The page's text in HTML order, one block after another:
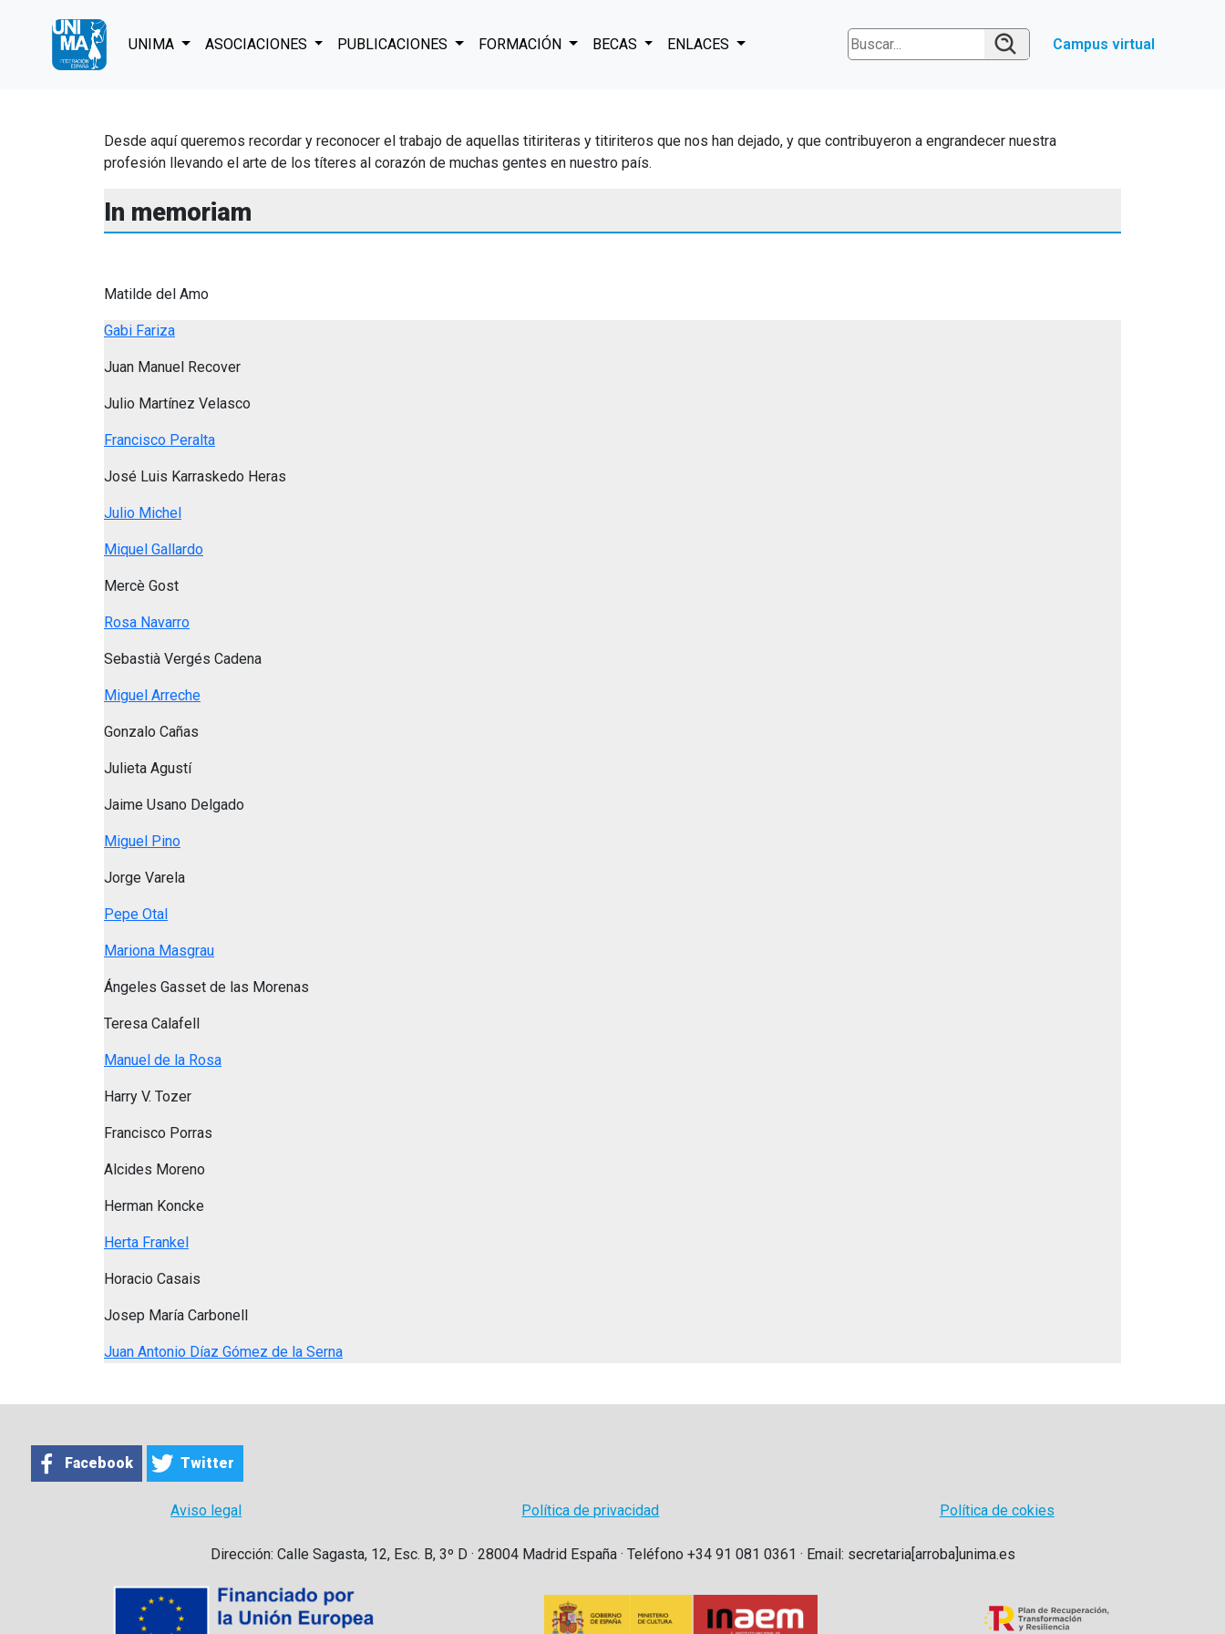
UNIMA ASOCIACIONES PUBLICACIONES FORMACIÓN BECAS ENLACES Campus virtual
Desde aquí queremos recordar y reconocer el trabajo de aquellas titiriteras y titiriteros que nos han dejado, y que contribuyeron a engrandecer nuestra
profesión llevando el arte de los títeres al corazón de muchas gentes en nuestro país.
In memoriam
Matilde del Amo
Gabi Fariza
Juan Manuel Recover
Julio Martínez Velasco
Francisco Peralta
José Luis Karraskedo Heras
Julio Michel
Miquel Gallardo
Mercè Gost
Rosa Navarro
Sebastià Vergés Cadena
Miguel Arreche
Gonzalo Cañas
Julieta Agustí
Jaime Usano Delgado
Miguel Pino
Jorge Varela
Pepe Otal
Mariona Masgrau
Ángeles Gasset de las Morenas
Teresa Calafell
Manuel de la Rosa
Harry V. Tozer
Francisco Porras
Alcides Moreno
Herman Koncke
Herta Frankel
Horacio Casais
Josep María Carbonell
Juan Antonio Díaz Gómez de la Serna
Facebook Twitter
Aviso legal Política de privacidad Política de cokies
Dirección: Calle Sagasta, 12, Esc. B, 3º D · 28004 Madrid España · Teléfono +34 91 081 0361 · Email: secretaria[arroba]unima.es